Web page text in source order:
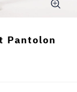
Pantolon